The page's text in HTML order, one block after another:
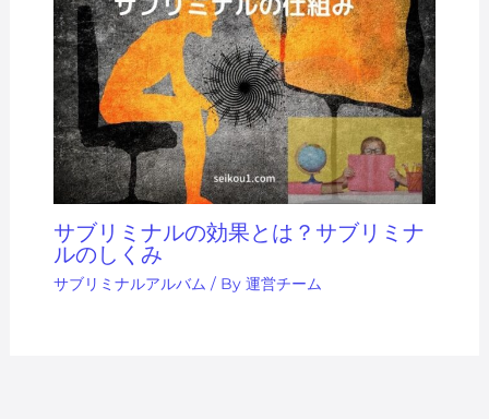
サブリミナルの効果とは？サブリミナ
ルのしくみ
サブリミナルアルバム / By 運営チーム